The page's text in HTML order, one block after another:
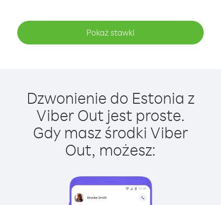
Pokaż stawki
Dzwonienie do Estonia z
Viber Out jest proste.
Gdy masz środki Viber
Out, możesz: